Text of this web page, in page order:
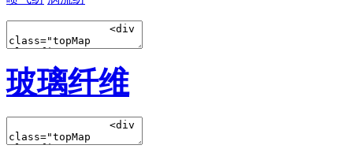
玻璃纤维